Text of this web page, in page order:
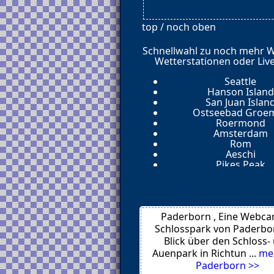
top / noch oben
Schnellwahl zu noch mehr
Wetterstationen oder
Seattle
Hanson Island
San Juan
Ostseebad
Roermond
Amsterdam
Rom
Aeschi
Pikes Peak
Rom
West Bay
Itajai
Berlin
Sacele
Targu
Cluj-Napoca
Paderborn , Eine
Schlosspark von
Blick über den Schloss-
Auenpark in Richtun ...
Paderborn >>